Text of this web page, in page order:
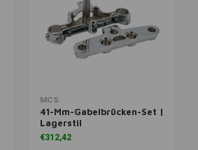
Zum Warenkorb hinzufügen
MCS
41-Mm-Gabelbrücken-Set |
Lagerstil
€312,42